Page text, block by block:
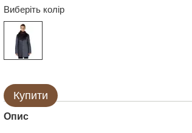
Виберіть колір
Купити
Опис